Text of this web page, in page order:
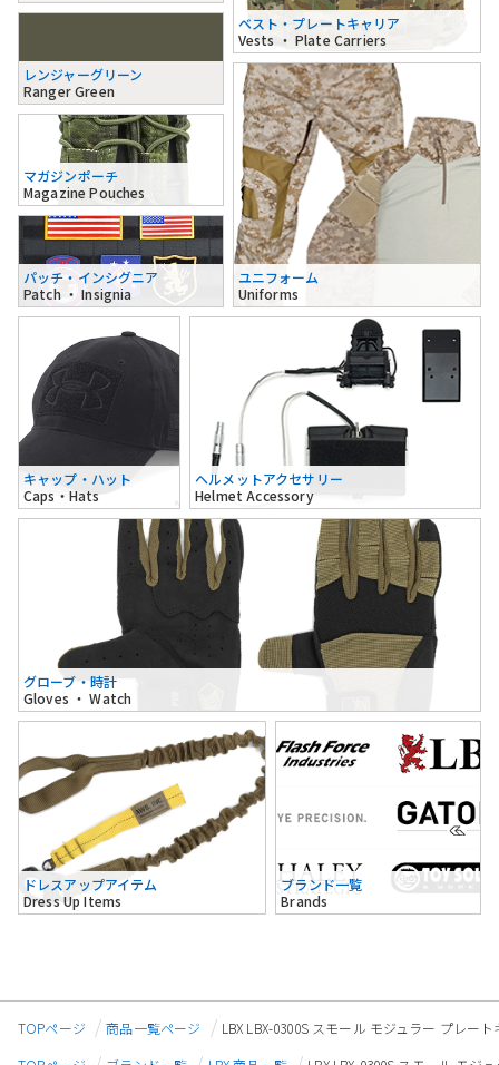
レンジャーグリーン
Ranger Green
ベスト・プレートキャリア
Vests ・ Plate Carriers
マガジンポーチ
Magazine Pouches
パッチ・インシグニア
Patch ・ Insignia
ユニフォーム
Uniforms
キャップ・ハット
Caps・Hats
ヘルメットアクセサリー
Helmet Accessory
グローブ・時計
Gloves ・ Watch
ドレスアップアイテム
Dress Up Items
ブランド一覧
Brands
TOPページ 商品一覧ページ
LBX LBX-0300S スモール モジュラー プレー